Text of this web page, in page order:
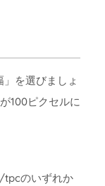
を選びましょ
100ピクセルに
のいずれか